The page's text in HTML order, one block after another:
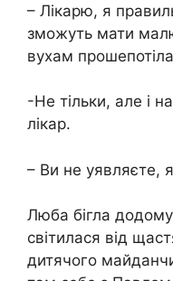
– Лікарю, я
зможуть мати
вухам
-Не тільки, але і
лікар.
– Ви не уявляєте,
Люба бігла
світилася від
дитячого